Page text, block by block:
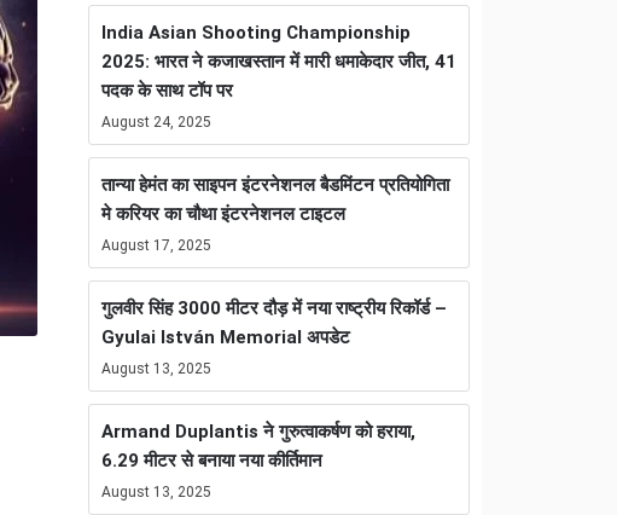
India Asian Shooting Championship
2025: भारत ने कजाखस्तान में मारी धमाकेदार जीत, 41
पदक के साथ टॉप पर
August 24, 2025
तान्या हेमंत का साइपन इंटरनेशनल बैडमिंटन प्रतियोगिता
मे करियर का चौथा इंटरनेशनल टाइटल
August 17, 2025
गुलवीर सिंह 3000 मीटर दौड़ में नया राष्ट्रीय रिकॉर्ड –
Gyulai István Memorial अपडेट
August 13, 2025
Armand Duplantis ने गुरुत्वाकर्षण को हराया,
6.29 मीटर से बनाया नया कीर्तिमान
August 13, 2025